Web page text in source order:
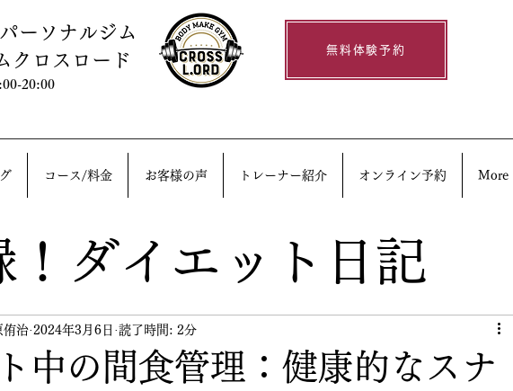
ーソナルジム
クロスロード
20:00
無料体験予約
コース/料金 お客様の声 トレーナー紹介 オンライン予約 More
！ダイエット日記
中の間食管理：健康的なスナ
侑治 2024年3月6日 読了時間: 2分